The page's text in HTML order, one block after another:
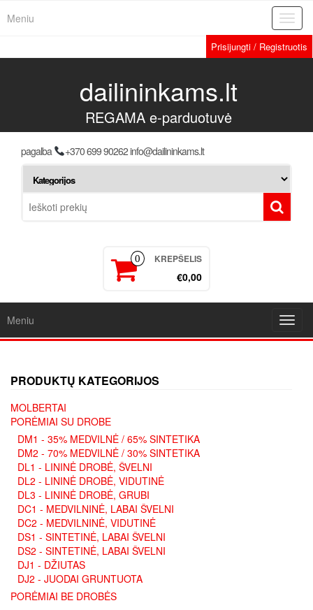
Meniu
Prisijungti / Registruotis
dailininkams.lt
REGAMA e-parduotuvė
pagalba +370 699 90262 info@dailininkams.lt
0 KREPŠELIS
€0,00
Meniu
PRODUKTŲ KATEGORIJOS
MOLBERTAI
PORĖMIAI SU DROBE
DM1 - 35% MEDVILNĖ / 65% SINTETIKA
DM2 - 70% MEDVILNĖ / 30% SINTETIKA
DL1 - LININĖ DROBĖ, ŠVELNI
DL2 - LININĖ DROBĖ, VIDUTINĖ
DL3 - LININĖ DROBĖ, GRUBI
DC1 - MEDVILNINĖ, LABAI ŠVELNI
DC2 - MEDVILNINĖ, VIDUTINĖ
DS1 - SINTETINĖ, LABAI ŠVELNI
DS2 - SINTETINĖ, LABAI ŠVELNI
DJ1 - DŽIUTAS
DJ2 - JUODAI GRUNTUOTA
PORĖMIAI BE DROBĖS